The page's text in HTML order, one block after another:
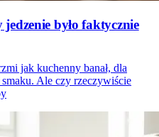
było faktycznie
jak kuchenny banał, dla
Ale czy rzeczywiście